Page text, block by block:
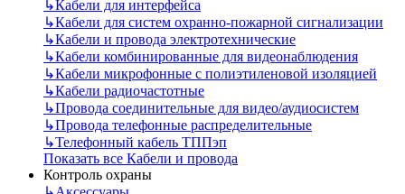
↳Кабели для интерфейса
↳Кабели для систем охранно-пожарной сигнализации
↳Кабели и провода электротехнические
↳Кабели комбинированные для видеонаблюдения
↳Кабели микрофонные с полиэтиленовой изоляцией
↳Кабели радиочастотные
↳Провода соединительные для видео/аудиосистем
↳Провода телефонные распределительные
↳Телефонный кабель ТППэп
Показать все Кабели и провода
Контроль охраны